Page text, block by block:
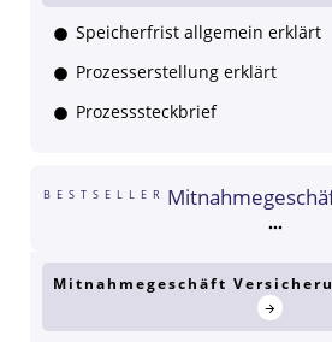
Speicherfrist allgemein erklärt
Prozesserstellung erklärt
Prozesssteckbrief
BESTSELLER
Mitnahmegeschäft